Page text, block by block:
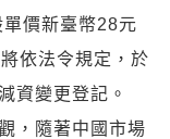
價新臺幣28元
依法令規定，於
資變更登記。
，隨著中國市場